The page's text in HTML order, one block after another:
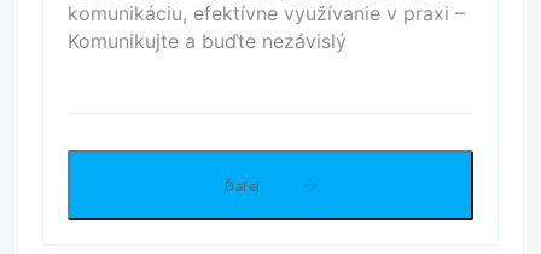
komunikáciu, efektívne využívanie v praxi –
Komunikujte a buďte nezávislý
Ďaľej